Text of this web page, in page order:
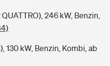
246 kW, Benzin,
130 kW, Benzin, Kombi, ab